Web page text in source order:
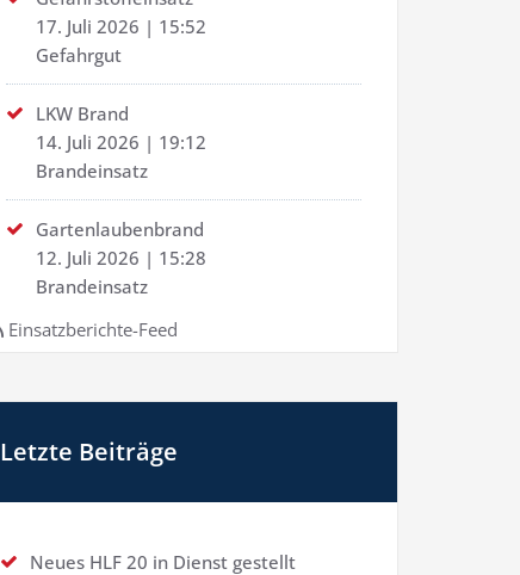
17. Juli 2026 | 15:52
Gefahrgut
LKW Brand
14. Juli 2026 | 19:12
Brandeinsatz
Gartenlaubenbrand
12. Juli 2026 | 15:28
Brandeinsatz
Einsatzberichte-Feed
Letzte Beiträge
Neues HLF 20 in Dienst gestellt